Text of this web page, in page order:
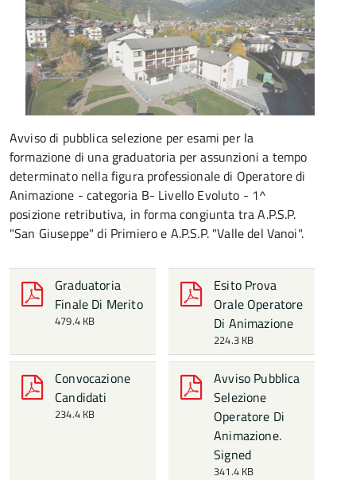
Avviso di pubblica selezione per esami per la
formazione di una graduatoria per assunzioni a tempo
determinato nella figura professionale di Operatore di
Animazione - categoria B- Livello Evoluto - 1^
posizione retributiva, in forma congiunta tra A.P.S.P.
"San Giuseppe" di Primiero e A.P.S.P. "Valle del Vanoi".
Graduatoria
Finale Di Merito
479.4 KB
Esito Prova
Orale Operatore
Di Animazione
224.3 KB
Convocazione
Candidati
234.4 KB
Avviso Pubblica
Selezione
Operatore Di
Animazione.
Signed
341.4 KB